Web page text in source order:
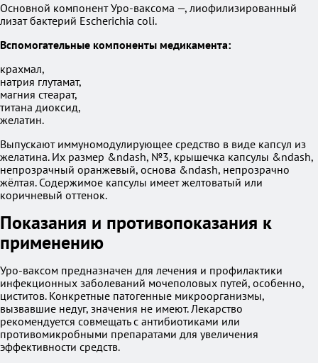
Основной компонент Уро-ваксома —, лиофилизированный
лизат бактерий Escherichia coli.
Вспомогательные компоненты медикамента:
крахмал,
натрия глутамат,
магния стеарат,
титана диоксид,
желатин.
Выпускают иммуномодулирующее средство в виде капсул из
желатина. Их размер &ndash, №3, крышечка капсулы &ndash,
непрозрачный оранжевый, основа &ndash, непрозрачно
жёлтая. Содержимое капсулы имеет желтоватый или
коричневый оттенок.
Показания и противопоказания к
применению
Уро-ваксом предназначен для лечения и профилактики
инфекционных заболеваний мочеполовых путей, особенно,
циститов. Конкретные патогенные микроорганизмы,
вызвавшие недуг, значения не имеют. Лекарство
рекомендуется совмещать с антибиотиками или
противомикробными препаратами для увеличения
эффективности средств.